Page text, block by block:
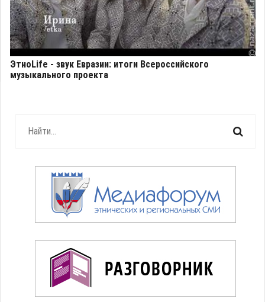
ЭтноLife - звук Евразии: итоги Всероссийского
музыкального проекта